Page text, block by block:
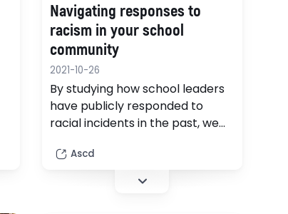
Navigating responses to
racism in your school
community
2021-10-26
By studying how school leaders
have publicly responded to
racial incidents in the past, we
navigate future crises.
Ascd